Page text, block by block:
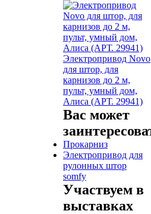
Электропривод Novo
для штор, для
карнизов до 2 м,
пульт, умный дом,
Алиса (АРТ. 29941)
Вас может
Прокарниз
Электропривод для
рулонных штор
somfy
Участвуем в
выставках